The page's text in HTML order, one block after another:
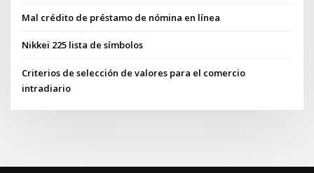
Mal crédito de préstamo de nómina en línea
Nikkei 225 lista de símbolos
Criterios de selección de valores para el comercio
intradiario